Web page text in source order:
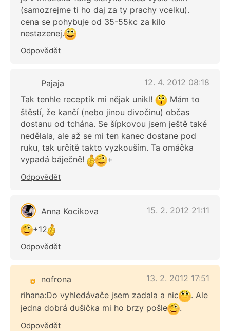
(samozrejme ti ho daj za ty prachy vcelku).
cena se pohybuje od 35-55kc za kilo
nestazenej.
Odpovědět
Pajaja
12. 4. 2012 08:18
Tak tenhle receptík mi nějak unikl!
Mám to
štěstí, že kančí (nebo jinou divočinu) občas
dostanu od tchána. Se šípkovou jsem ještě také
nedělala, ale až se mi ten kanec dostane pod
ruku, tak určitě takto vyzkouším. Ta omáčka
vypadá báječně!
+
Odpovědět
Anna Kocikova
15. 2. 2012 21:11
+12
Odpovědět
nofrona
13. 2. 2012 17:51
rihana:Do vyhledávače jsem zadala a nic
. Ale
jedna dobrá dušička mi ho brzy pošle
.
Odpovědět